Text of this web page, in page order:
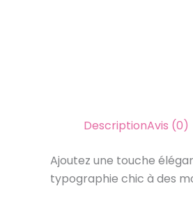
DescriptionAvis (0)
Ajoutez une touche
typographie chic à des